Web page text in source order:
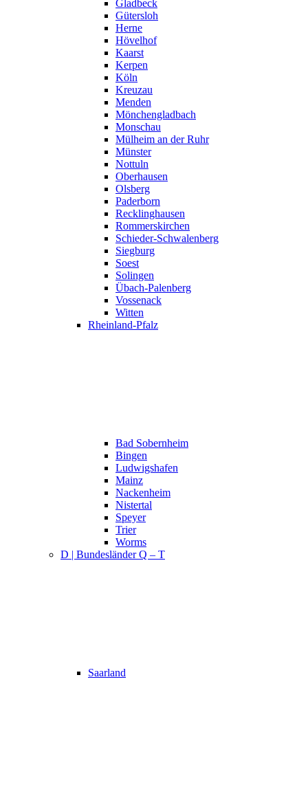
Gladbeck
Gütersloh
Herne
Hövelhof
Kaarst
Kerpen
Köln
Kreuzau
Menden
Mönchengladbach
Monschau
Mülheim an der Ruhr
Münster
Nottuln
Oberhausen
Olsberg
Paderborn
Recklinghausen
Rommerskirchen
Schieder-Schwalenberg
Siegburg
Soest
Solingen
Übach-Palenberg
Vossenack
Witten
Rheinland-Pfalz
Bad Sobernheim
Bingen
Ludwigshafen
Mainz
Nackenheim
Nistertal
Speyer
Trier
Worms
D | Bundesländer Q – T
Saarland